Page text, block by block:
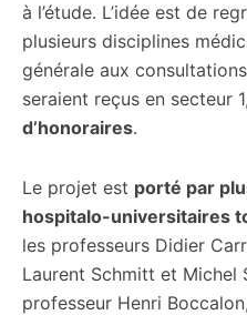
à l’étude. L’idée est de
plusieurs disciplines
générale aux
seraient reçus en secteur 1,
d’honoraires.
Le projet est porté par
hospitalo-universitaires
les professeurs Didier
Laurent Schmitt et Michel
professeur Henri